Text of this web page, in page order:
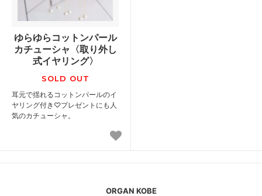
ゆらゆらコットンパール
カチューシャ〈取り外し
式イヤリング〉
SOLD OUT
耳元で揺れるコットンパールのイ
ヤリング付き♡プレゼントにも人
気のカチューシャ。
ORGAN KOBE